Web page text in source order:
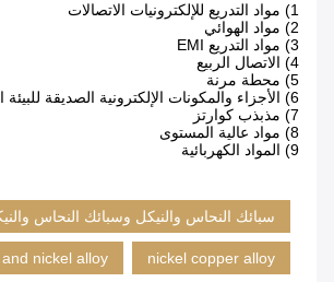
1) مواد التدريع للإلكترونيات الاتصالات
2) مواد الهوائي
3) مواد التدريع EMI
4) الاتصال الربيع
5) محطة مرنة
6) الأجزاء والمكونات الإلكترونية الصديقة للبيئة الطلاء مجانا
7) مذبذب كوارتز
8) مواد عالية المستوى
9) المواد الكهربائية
سبائك النحاس والنيكل وسبائك النحاس
nickel copper alloy
nickel alloy